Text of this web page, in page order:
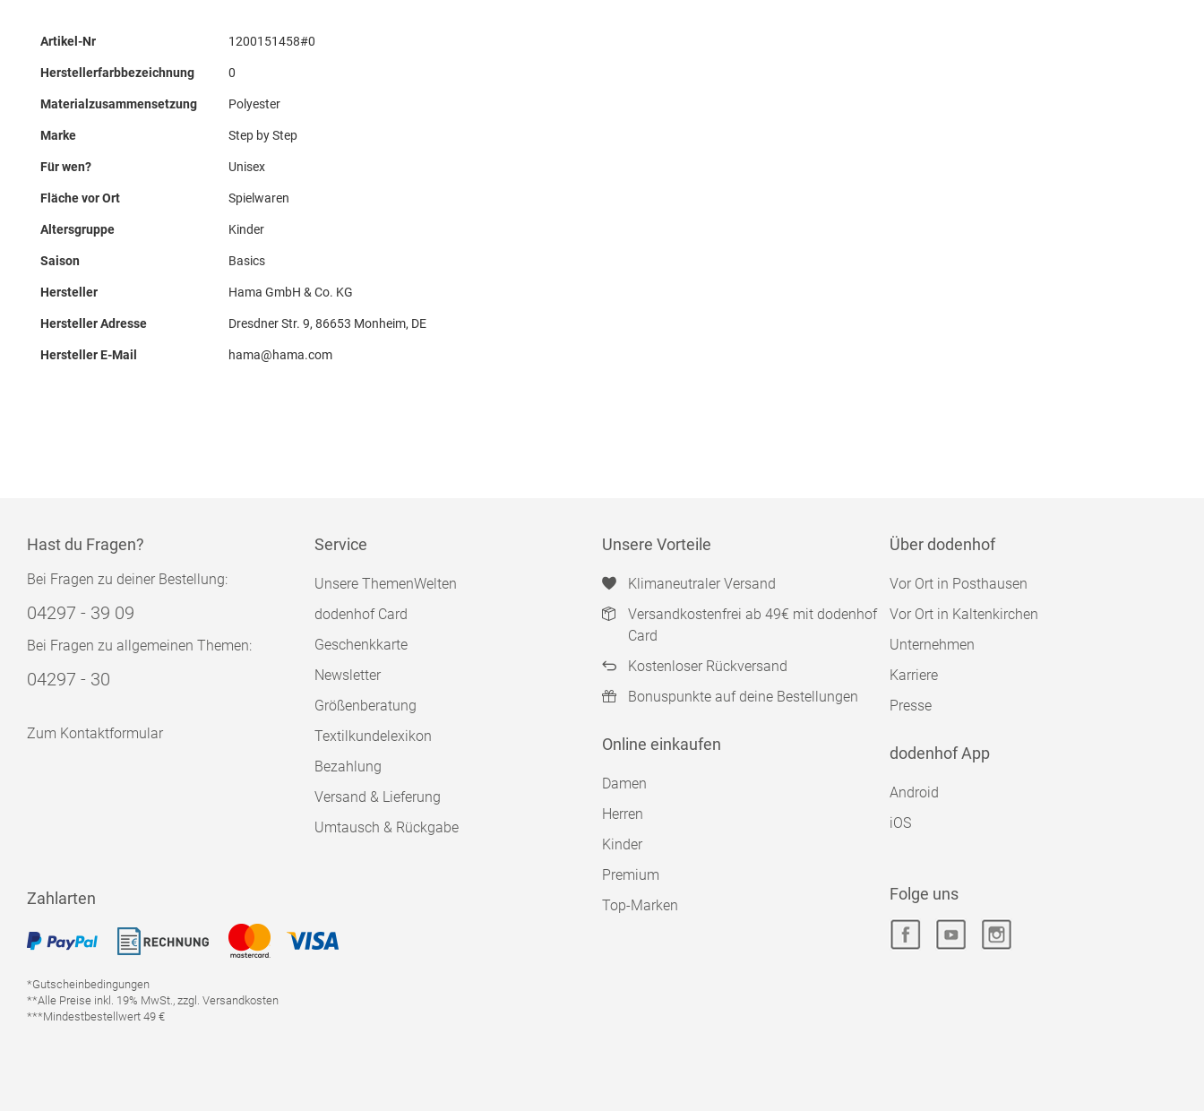
Mehr
Artikel-Nr 1200151458#0
Herstellerfarbbezeichnung 0
Materialzusammensetzung Polyester
Marke Step by Step
Für wen? Unisex
Fläche vor Ort Spielwaren
Altersgruppe Kinder
Saison Basics
Hersteller Hama GmbH & Co. KG
Hersteller Adresse Dresdner Str. 9, 86653 Monheim, DE
Hersteller E-Mail hama@hama.com
Hast du Fragen?
Bei Fragen zu deiner Bestellung:
04297 - 39 09
Bei Fragen zu allgemeinen Themen:
04297 - 30
Zum Kontaktformular
Service
Unsere ThemenWelten
dodenhof Card
Geschenkkarte
Newsletter
Größenberatung
Textilkundelexikon
Bezahlung
Versand & Lieferung
Umtausch & Rückgabe
Unsere Vorteile
Klimaneutraler Versand
Versandkostenfrei ab 49€ mit dodenhof
Card
Kostenloser Rückversand
Bonuspunkte auf deine Bestellungen
Online einkaufen
Damen
Herren
Kinder
Premium
Top-Marken
Über dodenhof
Vor Ort in Posthausen
Vor Ort in Kaltenkirchen
Unternehmen
Karriere
Presse
dodenhof App
Android
iOS
Zahlarten
*Gutscheinbedingungen
**Alle Preise inkl. 19% MwSt., zzgl. Versandkosten
***Mindestbestellwert 49 €
Folge uns